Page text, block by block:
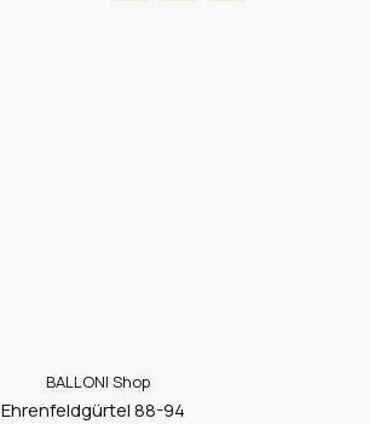
BALLONI Shop
Ehrenfeldgürtel 88-94